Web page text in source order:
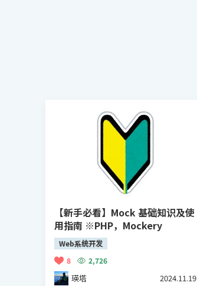
【新手必看】Mock 基础知识及使
用指南 ※PHP，Mockery
Web系统开发
8
2,726
瑛塔 2024.11.19